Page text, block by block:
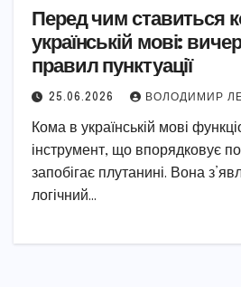
Перед чим ставиться
українській мові:
правил пунктуації
25.06.2026 ВОЛОДИМИР
Кома в українській мові
інструмент, що впорядковує
запобігає плутанині. Вона
логічний…